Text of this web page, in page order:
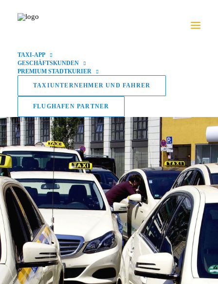
TAXI-APP
GESCHÄFTSKUNDEN
PREMIUM STADTKURIER
TAXIUNTERNEHMER UND FAHRER
FLUGHAFEN PARTNER